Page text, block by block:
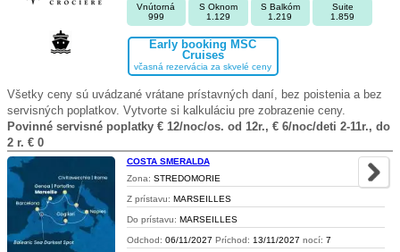
Vnútorná
999
S Oknom
1.129
S Balkóm
1.219
Suite
1.859
Early booking MSC
Cruises
včasná rezervácia za skvelé ceny
Všetky ceny sú uvádzané vrátane prístavných daní, bez poistenia a bez
servisných poplatkov. Vytvorte si kalkuláciu pre zobrazenie ceny.
Povinné servisné poplatky € 12/noc/os. od 12r., € 6/noc/deti 2-11r., do
2 r. € 0
COSTA SMERALDA
Zona: STREDOMORIE
Z prístavu: MARSEILLES
Do prístavu: MARSEILLES
Odchod: 06/11/2027 Príchod: 13/11/2027 nocí: 7